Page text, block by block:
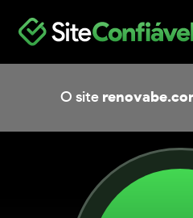
O site